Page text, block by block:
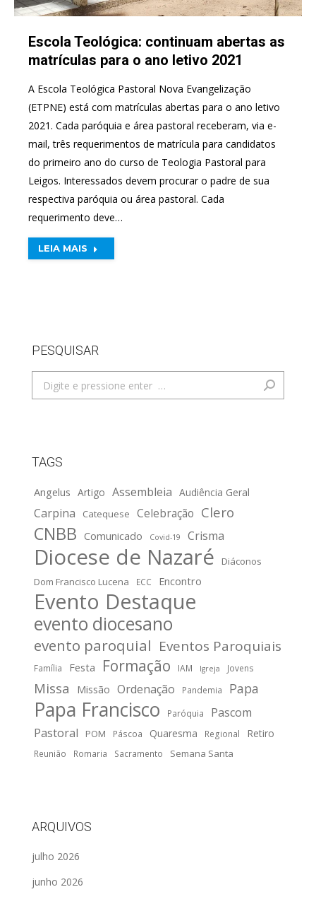
Escola Teológica: continuam abertas as
matrículas para o ano letivo 2021
A Escola Teológica Pastoral Nova Evangelização
(ETPNE) está com matrículas abertas para o ano letivo
2021. Cada paróquia e área pastoral receberam, via e-
mail, três requerimentos de matrícula para candidatos
do primeiro ano do curso de Teologia Pastoral para
Leigos. Interessados devem procurar o padre de sua
respectiva paróquia ou área pastoral. Cada
requerimento deve…
LEIA MAIS
PESQUISAR
Search:
TAGS
Angelus Artigo Assembleia Audiência Geral
Carpina Catequese Celebração Clero
CNBB Comunicado Covid-19 Crisma
Diocese de Nazaré
Diáconos
Dom Francisco Lucena
ECC Encontro
Evento Destaque
evento diocesano
evento paroquial Eventos Paroquiais
Família Festa Formação IAM Igreja Jovens
Missa Missão Ordenação Pandemia Papa
Papa Francisco Paróquia
Pascom
Pastoral
POM Páscoa Quaresma Regional Retiro
Reunião Romaria Sacramento Semana Santa
ARQUIVOS
julho 2026
junho 2026